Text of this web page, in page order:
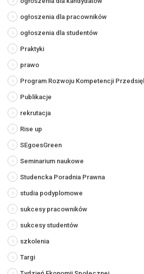
ogłoszenia dla pracowników
ogłoszenia dla studentów
Praktyki
prawo
Program Rozwoju Kompetencji
Publikacje
rekrutacja
Rise up
SEgoesGreen
Seminarium naukowe
Studencka Poradnia Prawna
studia podyplomowe
sukcesy pracowników
sukcesy studentów
szkolenia
Targi